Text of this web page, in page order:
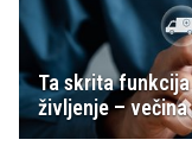
Ta skrita
življenje –